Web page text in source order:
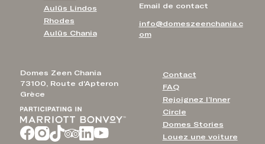
Domes Zeen Chania
73100, Route d'Apteron
Grèce
Contact
FAQ
Rejoignez l’Inner
Circle
Domes Stories
Louez une voiture
Email de contact
info@domeszeenchania.c
om
Aulūs Lindos
Rhodes
Aulūs Chania